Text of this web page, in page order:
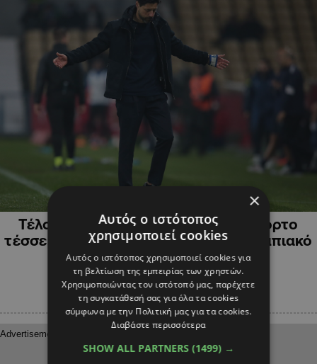
Τέλος ο Βίτορ Μπρούνο από την Πόρτο
τέσσερις μέρες πριν το ματς με Ολυμπιακό
×
Αυτός ο ιστότοπος
χρησιμοποιεί cookies
Αυτός ο ιστότοπος χρησιμοποιεί cookies για
τη βελτίωση της εμπειρίας των χρηστών.
Χρησιμοποιώντας τον ιστότοπό μας, παρέχετε
τη συγκατάθεσή σας για όλα τα cookies
σύμφωνα με την Πολιτική μας για τα cookies.
Διαβάστε περισσότερα
SHOW ALL PARTNERS (1499) →